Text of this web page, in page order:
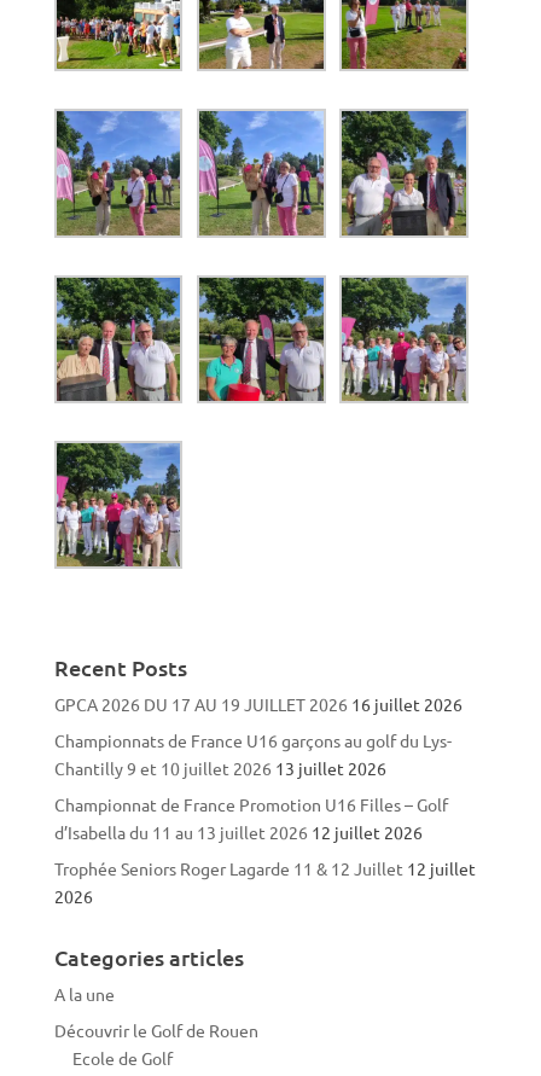
Recent Posts
GPCA 2026 DU 17 AU 19 JUILLET 2026 16 juillet 2026
Championnats de France U16 garçons au golf du Lys-
Chantilly 9 et 10 juillet 2026 13 juillet 2026
Championnat de France Promotion U16 Filles – Golf
d’Isabella du 11 au 13 juillet 2026 12 juillet 2026
Trophée Seniors Roger Lagarde 11 & 12 Juillet 12 juillet
2026
Categories articles
A la une
Découvrir le Golf de Rouen
Ecole de Golf